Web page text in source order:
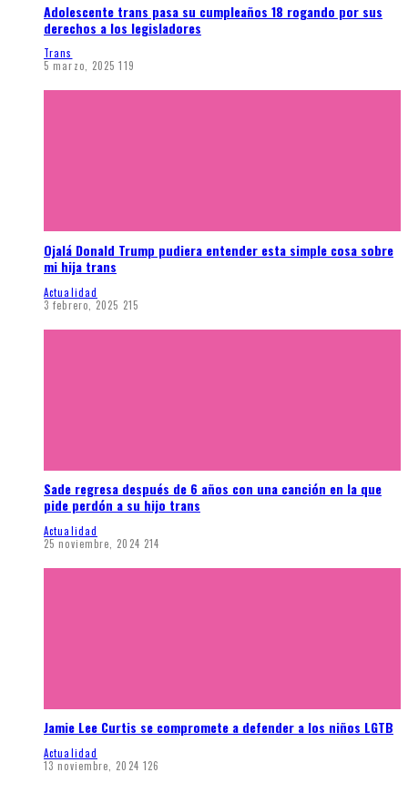
Adolescente trans pasa su cumpleaños 18 rogando por sus
derechos a los legisladores
Trans
5 marzo, 2025 119
Ojalá Donald Trump pudiera entender esta simple cosa sobre
mi hija trans
Actualidad
3 febrero, 2025 215
Sade regresa después de 6 años con una canción en la que
pide perdón a su hijo trans
Actualidad
25 noviembre, 2024 214
Jamie Lee Curtis se compromete a defender a los niños LGTB
Actualidad
13 noviembre, 2024 126